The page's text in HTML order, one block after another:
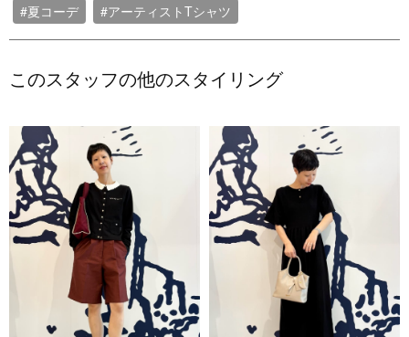
#夏コーデ
#アーティストTシャツ
このスタッフの他のスタイリング